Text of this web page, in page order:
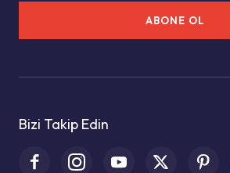
ABONE OL
Bizi Takip Edin